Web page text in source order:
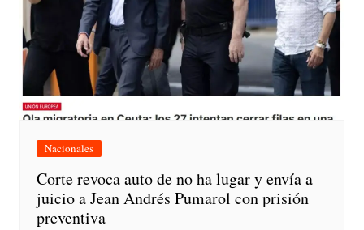
Nacionales
Corte revoca auto de no ha lugar y envía a
juicio a Jean Andrés Pumarol con prisión
preventiva